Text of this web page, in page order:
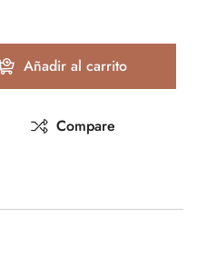
Añadir al carrito
Compare